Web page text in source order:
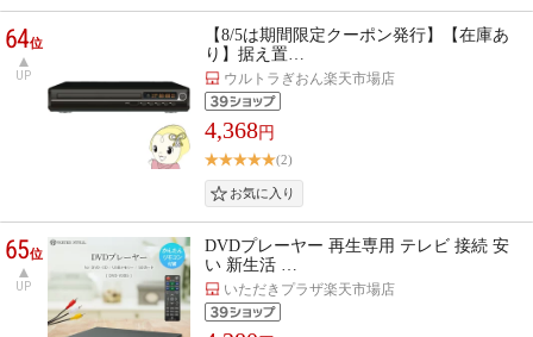
64位
UP
【8/5は期間限定クーポン発行】【在庫あ
り】据え置…
ウルトラぎおん楽天市場店
4,368円
(2)
65位
UP
DVDプレーヤー 再生専用 テレビ 接続 安
い 新生活 …
いただきプラザ楽天市場店